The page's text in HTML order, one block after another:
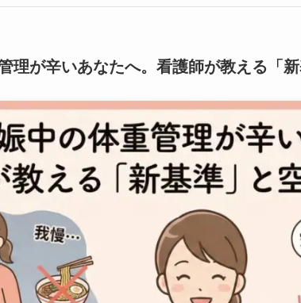
理が辛いあなたへ。看護師が教える「